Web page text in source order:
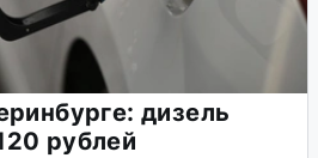
дизель
рублей